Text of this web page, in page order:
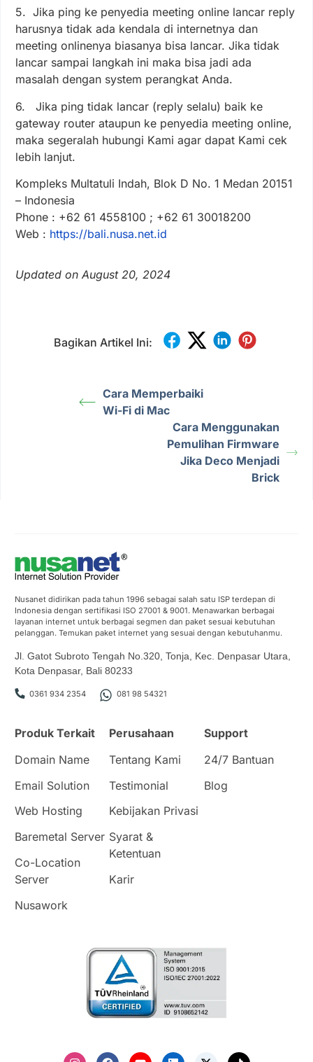
5. Jika ping ke penyedia meeting online lancar reply
harusnya tidak ada kendala di internetnya dan
meeting onlinenya biasanya bisa lancar. Jika tidak
lancar sampai langkah ini maka bisa jadi ada
masalah dengan system perangkat Anda.
6. Jika ping tidak lancar (reply selalu) baik ke
gateway router ataupun ke penyedia meeting online,
maka segeralah hubungi Kami agar dapat Kami cek
lebih lanjut.
Kompleks Multatuli Indah, Blok D No. 1 Medan 20151
– Indonesia
Phone : +62 61 4558100 ; +62 61 30018200
Web : https://bali.nusa.net.id
Updated on August 20, 2024
Bagikan Artikel Ini:
Cara Memperbaiki
Wi-Fi di Mac
Cara Menggunakan
Pemulihan Firmware
Jika Deco Menjadi
Brick
Nusanet didirikan pada tahun 1996 sebagai salah satu ISP terdepan di
Indonesia dengan sertifikasi ISO 27001 & 9001. Menawarkan berbagai
layanan internet untuk berbagai segmen dan paket sesuai kebutuhan
pelanggan. Temukan paket internet yang sesuai dengan kebutuhanmu.
Jl. Gatot Subroto Tengah No.320, Tonja, Kec. Denpasar Utara,
Kota Denpasar, Bali 80233
0361 934 2354 081 98 54321
Produk Terkait
Domain Name
Email Solution
Web Hosting
Baremetal Server
Co-Location
Server
Nusawork
Perusahaan
Tentang Kami
Testimonial
Kebijakan Privasi
Syarat &
Ketentuan
Karir
Support
24/7 Bantuan
Blog